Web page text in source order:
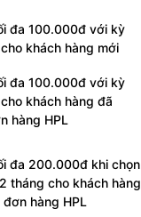
đa 100.000đ với kỳ
khách hàng mới
đa 100.000đ với kỳ
khách hàng đã
hàng HPL
đa 200.000đ khi chọn
tháng cho khách hàng
hàng HPL